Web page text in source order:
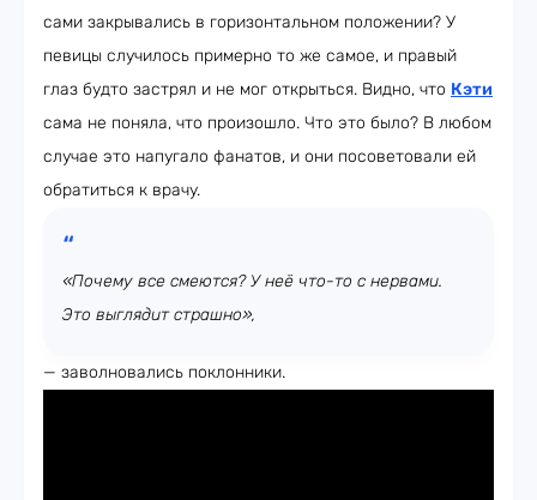
сами закрывались в горизонтальном положении? У
певицы случилось примерно то же самое, и правый
глаз будто застрял и не мог открыться. Видно, что Кэти
сама не поняла, что произошло. Что это было? В любом
случае это напугало фанатов, и они посоветовали ей
обратиться к врачу.
«Почему все смеются? У неё что-то с нервами.
Это выглядит страшно»,
— заволновались поклонники.